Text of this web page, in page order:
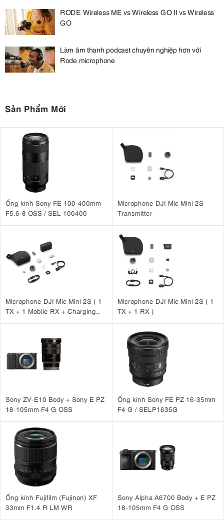
RODE Wireless ME vs Wireless GO II vs Wireless
GO
Làm âm thanh podcast chuyên nghiệp hơn với
Rode microphone
Sản Phẩm Mới
Ống kính Sony FE 100-400mm
F5.6-8 OSS / SEL 100400
Microphone DJI Mic Mini 2S
Transmitter
Microphone DJI Mic Mini 2S ( 1
TX + 1 Mobile RX + Charging
Microphone DJI Mic Mini 2S ( 1
TX + 1 RX )
Sony ZV-E10 Body + Sony E PZ
18-105mm F4 G OSS
Ống kính Sony FE PZ 16-35mm
F4 G / SELP1635G
Ống kính Fujifilm (Fujinon) XF
33mm F1.4 R LM WR
Sony Alpha A6700 Body + E PZ
18-105mm F4 G OSS